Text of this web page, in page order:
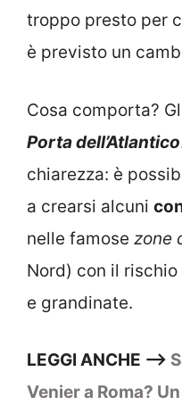
troppo presto per
è previsto un
Cosa comporta?
Porta dell’Atlantico
chiarezza: è
a crearsi alcuni
nelle famose zone
Nord) con il
e grandinate.
LEGGI ANCHE –>
Venier a Roma?